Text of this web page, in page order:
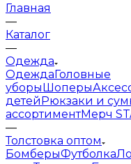
Главная
—
Каталог
—
Одежда
ОдеждаГоловные
уборыШоперы
детейРюкзаки и
ассортиментМерч
—
Толстовка оптом
БомберыФутболка